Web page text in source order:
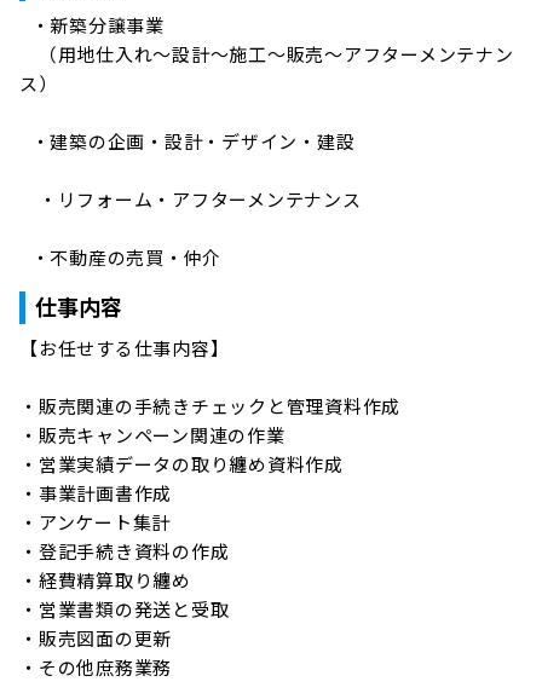
（用地仕入れ～設計～施工～販売～アフターメンテナン
ス）
・リフォーム・アフターメンテナンス
  ・不動産の売買・仲介
仕事内容
【お任せする仕事内容】
・販売関連の手続きチェックと管理資料作成
・販売キャンペーン関連の作業
・営業実績データの取り纏め資料作成
・事業計画書作成
・アンケート集計
・登記手続き資料の作成
・経費精算取り纏め
・営業書類の発送と受取
・販売図面の更新
・その他庶務業務